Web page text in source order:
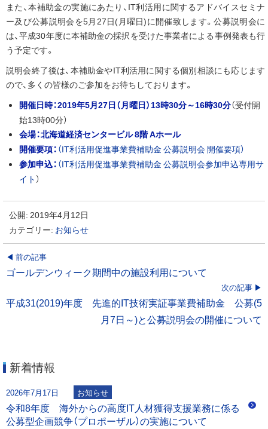
また、本補助金の実施にあたり、IT利活用に関するアドバイスセミナ
ー及び公募説明会を5月27日(月曜日)に開催致します。公募説明会に
は、平成30年度に本補助金の採択を受けた事業者による事例発表も行
う予定です。
説明会終了後は、本補助金やIT利活用に関する個別相談にも応じます
ので、多くの皆様のご参加をお待ちしております。
開催日時：2019年5月27日（月曜日）13時30分～16時30分（受付開
始13時00分）
会場：北海道経済センタービル 8階 Aホール
開催要項： （IT利活用促進事業費補助金 公募説明会 開催要項）
参加申込： （IT利活用促進事業費補助金 公募説明会参加申込専用サ
イト）
公開:2019年4月12日
カテゴリー: お知らせ
投
ナ
ゲ
ー
シ
前の記事
ゴールデンウィーク期間中の施設利用について
次の記事
平成31(2019)年度 先進的IT技術実証事業費補助金 公募(5
月7日～)と公募説明会の開催について
新着情報
2026年7月17日 お知らせ
令和8年度 海外からの高度IT人材獲得支援業務に係る
公募型企画競争（プロポーザル）の実施について